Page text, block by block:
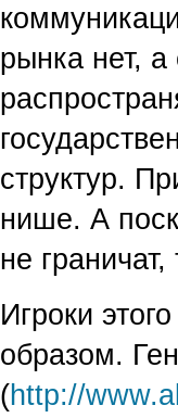
рынка нет, а
структур.
нише. А
не
Игроки
образом.
(http://